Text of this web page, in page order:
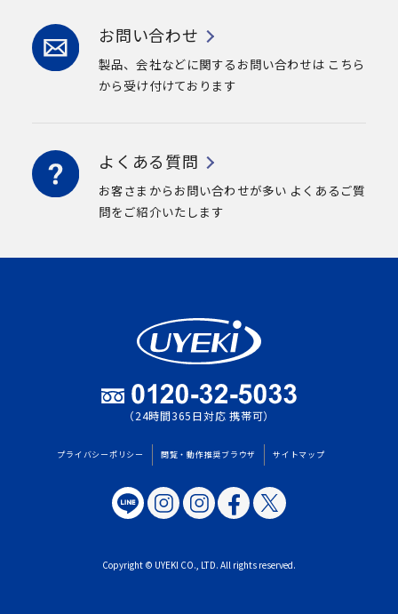
お問い合わせ
製品、会社などに関するお問い合わせは こちら
から受け付けております
よくある質問
お客さまからお問い合わせが多い よくあるご質
問をご紹介いたします
（24時間365日対応 携帯可）
プライバシーポリシー 閲覧・動作推奨ブラウザ サイトマップ
Copyright © UYEKI CO., LTD. All rights reserved.